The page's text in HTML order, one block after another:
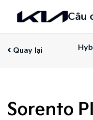
Câu
Quay lại
Sorento